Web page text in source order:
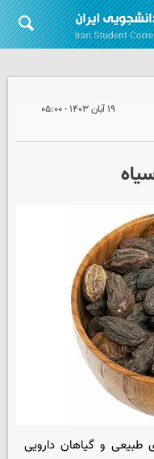
۱۹ آبان ۱۴۰۳ - ۰۵:۰۰
طبیعی و گیاهان دارویی